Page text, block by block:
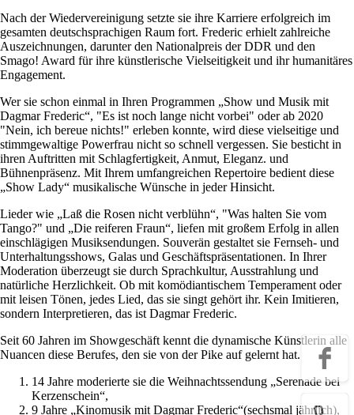
Nach der Wiedervereinigung setzte sie ihre Karriere erfolgreich im
gesamten deutschsprachigen Raum fort. Frederic erhielt zahlreiche
Auszeichnungen, darunter den Nationalpreis der DDR und den
Smago! Award für ihre künstlerische Vielseitigkeit und ihr humanitäres
Engagement.
Wer sie schon einmal in Ihren Programmen „Show und Musik mit
Dagmar Frederic“, "Es ist noch lange nicht vorbei" oder ab 2020
"Nein, ich bereue nichts!" erleben konnte, wird diese vielseitige und
stimmgewaltige Powerfrau nicht so schnell vergessen. Sie besticht in
ihren Auftritten mit Schlagfertigkeit, Anmut, Eleganz. und
Bühnenpräsenz. Mit Ihrem umfangreichen Repertoire bedient diese
„Show Lady“ musikalische Wünsche in jeder Hinsicht.
Lieder wie „Laß die Rosen nicht verblühn“, "Was halten Sie vom
Tango?" und „Die reiferen Fraun“, liefen mit großem Erfolg in allen
einschlägigen Musiksendungen. Souverän gestaltet sie Fernseh- und
Unterhaltungsshows, Galas und Geschäftspräsentationen. In Ihrer
Moderation überzeugt sie durch Sprachkultur, Ausstrahlung und
natürliche Herzlichkeit. Ob mit komödiantischem Temperament oder
mit leisen Tönen, jedes Lied, das sie singt gehört ihr. Kein Imitieren,
sondern Interpretieren, das ist Dagmar Frederic.
Seit 60 Jahren im Showgeschäft kennt die dynamische Künstlerin alle
Nuancen diese Berufes, den sie von der Pike auf gelernt hat.
14 Jahre moderierte sie die Weihnachtssendung „Serenade bei
Kerzenschein“,
9 Jahre „Kinomusik mit Dagmar Frederic“(sechsmal jährlich),